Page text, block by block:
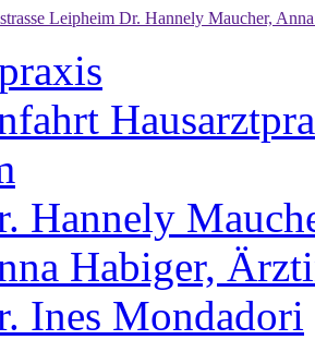
Leipheim Dr. Hannely Maucher,
Hannely
Habiger,
Ines Mondadori